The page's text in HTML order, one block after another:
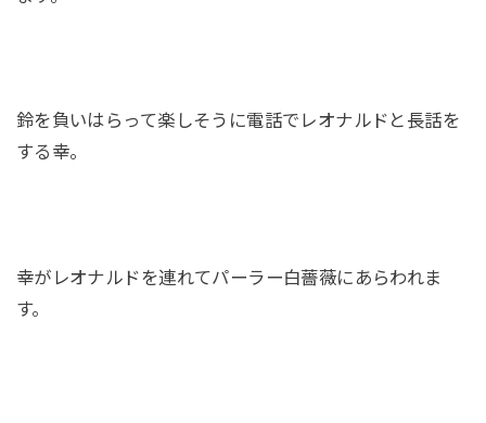
鈴を負いはらって楽しそうに電話でレオナルドと長話を
する幸。
幸がレオナルドを連れてパーラー白薔薇にあらわれま
す。